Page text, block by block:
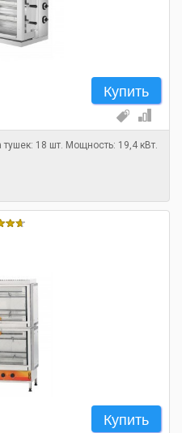
Купить
тушек: 18 шт. Мощность: 19,4 кВт.
Купить